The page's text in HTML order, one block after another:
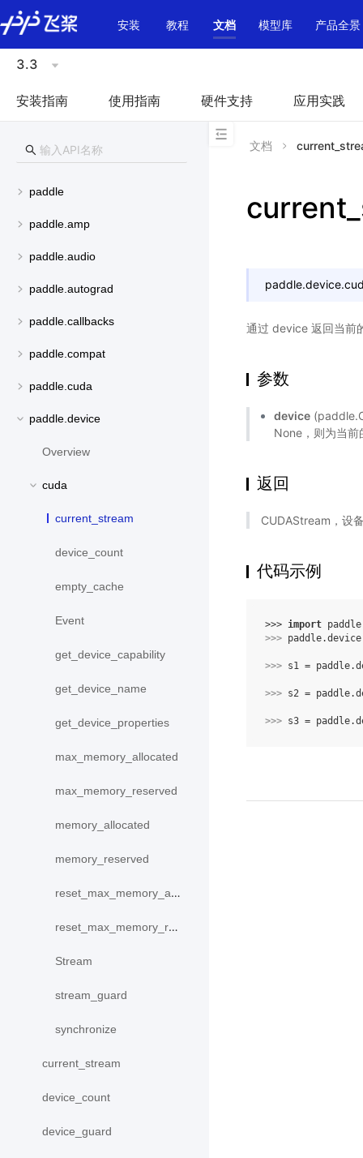
\u200E
安装
教程 文档 模型库 产品全景
3.3
安装指南 使用指南 硬件支持 应用实践
paddle
paddle.amp
paddle.audio
paddle.autograd
paddle.callbacks
paddle.compat
paddle.cuda
paddle.device
Overview
cuda
current_stream
device_count
empty_cache
Event
get_device_capability
get_device_name
get_device_properties
max_memory_allocated
max_memory_reserved
memory_allocated
memory_reserved
reset_max_memory_allocated
reset_max_memory_reserved
Stream
stream_guard
synchronize
current_stream
device_count
device_guard
文档
通过 device 返回当前
参数
device
None，则为当
返回
CUDAStream，设
代码示例
>>> import paddle
>>> paddle.device
>>> s1 = paddle.
>>> s2 = paddle.
>>> s3 = paddle.